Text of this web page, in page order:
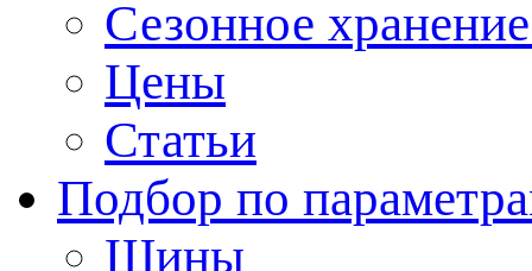
Сезонное
Цены
Статьи
Подбор по
Шины